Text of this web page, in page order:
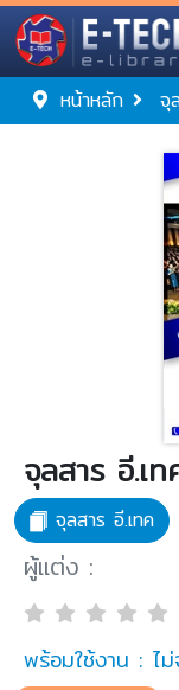
หน้าหลัก จุ
จุลสาร อี.เ
จุลสาร อี.เทค
ผู้แต่ง :
พร้อมใช้งาน : ไ